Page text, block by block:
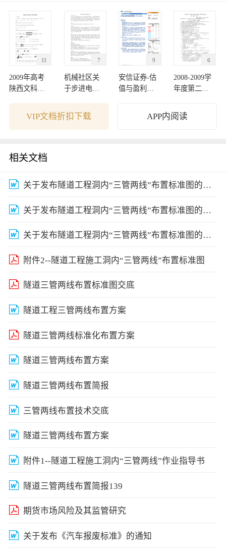
11
2009年高考
陕西文科数
7
机械社区关
于步进电机
9
安信证券-估
值与盈利监
6
2008-2009学
年度第二学
试卷
VIP文档折扣下载 APP内阅读
相关文档
关于发布隧道工程洞内“三管两线”布置标准图的通知(中铁一施[2010]177号)
关于发布隧道工程洞内“三管两线”布置标准图的通知(中铁一施[2010]177号)
关于发布隧道工程洞内“三管两线”布置标准图的通知(中铁一施[2010]177号)
附件2--隧道工程施工洞内“三管两线”布置标准图
隧道三管两线布置标准图交底
隧道工程三管两线布置方案
隧道三管两线标准化布置方案
隧道三管两线布置方案
隧道三管两线布置简报
三管两线布置技术交底
隧道三管两线布置方案
附件1--隧道工程施工洞内“三管两线”作业指导书
隧道三管两线布置简报139
期货市场风险及其监管研究
关于发布《汽车报废标准》的通知